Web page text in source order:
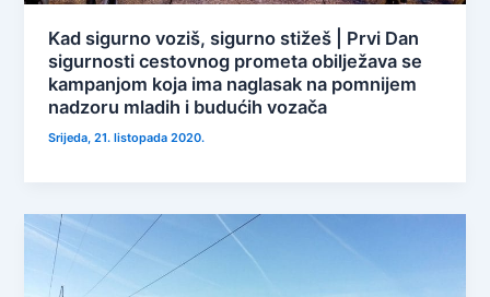
Kad sigurno voziš, sigurno stižeš | Prvi Dan
sigurnosti cestovnog prometa obilježava se
kampanjom koja ima naglasak na pomnijem
nadzoru mladih i budućih vozača
Srijeda, 21. listopada 2020.